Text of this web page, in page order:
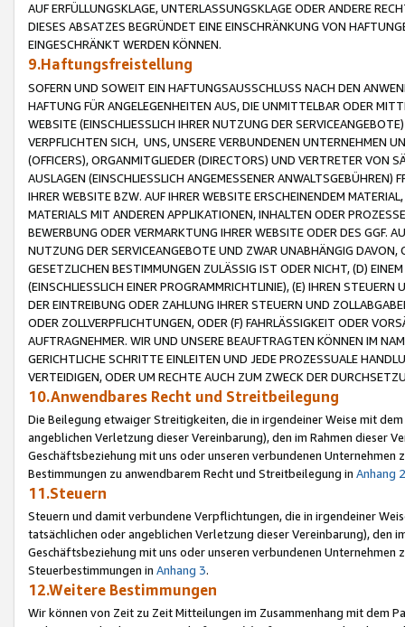
AUF ERFÜLLUNGSKLAGE, UNTERLASSUNGSKLAGE ODER ANDERE
DIESES ABSATZES BEGRÜNDET EINE EINSCHRÄNKUNG VON
EINGESCHRÄNKT WERDEN KÖNNEN.
9.Haftungsfreistellung
SOFERN UND SOWEIT EIN HAFTUNGSAUSSCHLUSS NACH DEN
HAFTUNG FÜR ANGELEGENHEITEN AUS, DIE UNMITTELBAR ODER
WEBSITE (EINSCHLIESSLICH IHRER NUTZUNG DER
VERPFLICHTEN SICH, UNS, UNSERE VERBUNDENEN UNTERNEHMEN
(OFFICERS), ORGANMITGLIEDER (DIRECTORS) UND VERTRETER VON
AUSLAGEN (EINSCHLIESSLICH ANGEMESSENER
IHRER WEBSITE BZW. AUF IHRER WEBSITE ERSCHEINENDEM
MATERIALS MIT ANDEREN APPLIKATIONEN, INHALTEN ODER
BEWERBUNG ODER VERMARKTUNG IHRER WEBSITE ODER DES GGF.
NUTZUNG DER SERVICEANGEBOTE UND ZWAR UNABHÄNGIG
GESETZLICHEN BESTIMMUNGEN ZULÄSSIG IST ODER NICHT, (D)
(EINSCHLIESSLICH EINER PROGRAMMRICHTLINIE), (E) IHREN
DER EINTREIBUNG ODER ZAHLUNG IHRER STEUERN UND
ODER ZOLLVERPFLICHTUNGEN, ODER (F) FAHRLÄSSIGKEIT ODER
AUFTRAGNEHMER. WIR UND UNSERE BEAUFTRAGTEN KÖNNEN IM
GERICHTLICHE SCHRITTE EINLEITEN UND JEDE PROZESSUALE
VERTEIDIGEN, ODER UM RECHTE AUCH ZUM ZWECK DER
10.Anwendbares Recht und Streitbeilegung
Die Beilegung etwaiger Streitigkeiten, die in irgendeiner Weise mit
angeblichen Verletzung dieser Vereinbarung), den im Rahmen dieser
Geschäftsbeziehung mit uns oder unseren verbundenen
Bestimmungen zu anwendbarem Recht und Streitbeilegung in Anhang 2
11.Steuern
Steuern und damit verbundene Verpflichtungen, die in irgendeiner
tatsächlichen oder angeblichen Verletzung dieser Vereinbarung), den
Geschäftsbeziehung mit uns oder unseren verbundenen
Steuerbestimmungen in Anhang 3.
12.Weitere Bestimmungen
Wir können von Zeit zu Zeit Mitteilungen im Zusammenhang mit dem